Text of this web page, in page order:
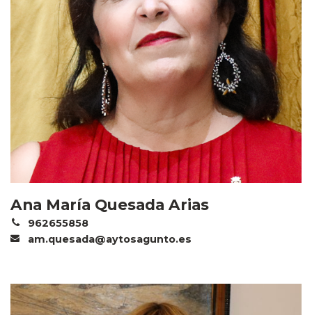
Ana María Quesada Arias
962655858
am.quesada@aytosagunto.es